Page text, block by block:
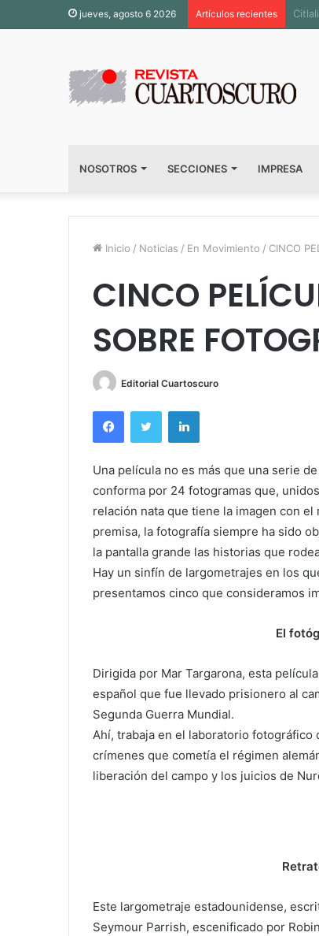
jueves, agosto 6 2026 Artículos recientes
NOSOTROS SECCIONES IMPRESA
Inicio / Noticias / En Movimiento / CINCO
CINCO
SOBRE
Editorial Cuartoscuro
FacebookTwitter LinkedIn
Una película no es más que una serie
conforma por 24 fotogramas que,
relación nata que tiene la imagen con
premisa, la fotografía siempre ha sido
la pantalla grande las historias que
Hay un sinfín de largometrajes en los
presentamos cinco que consideramos
El
Dirigida por Mar Targarona, esta
español que fue llevado prisionero al
Segunda Guerra Mundial.
Ahí, trabaja en el laboratorio
crímenes que cometía el régimen
liberación del campo y los juicios de
Este largometraje estadounidense,
Seymour Parrish, escenificado por